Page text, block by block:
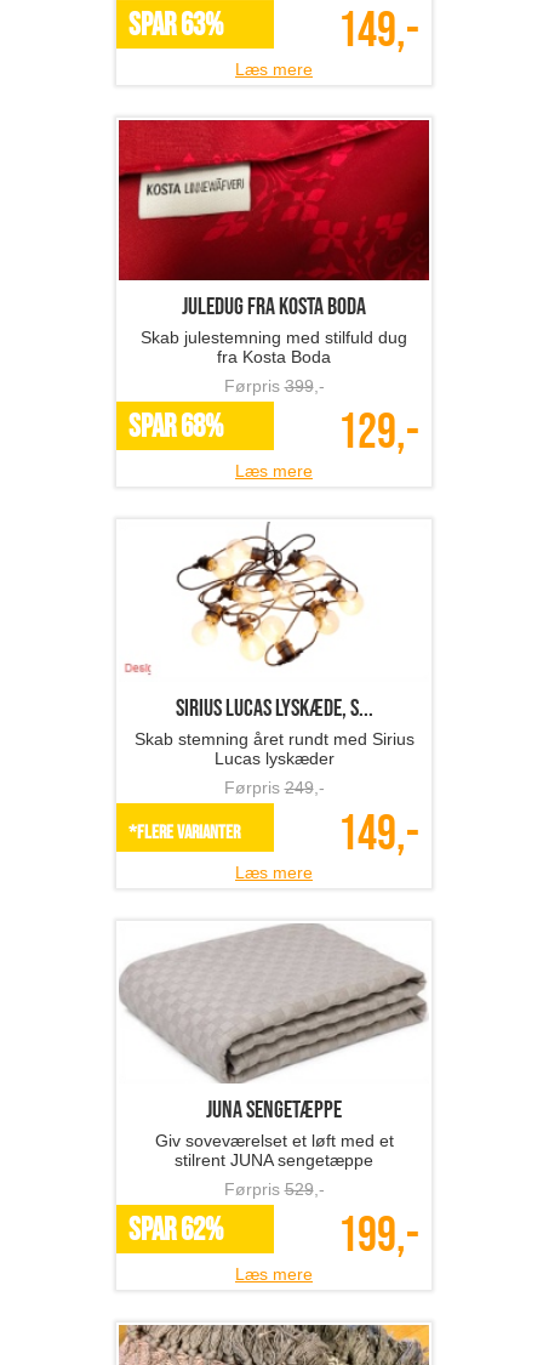
SPAR 63% 149,-
Læs mere
Juledug fra Kosta Boda
Skab julestemning med stilfuld dug
fra Kosta Boda
Førpris399,-
SPAR 68% 129,-
Læs mere
Sirius LUCAS lyskæde, s...
Skab stemning året rundt med Sirius
Lucas lyskæder
Førpris249,-
*Flere varianter 149,-
Læs mere
JUNA sengetæppe
Giv soveværelset et løft med et
stilrent JUNA sengetæppe
Førpris529,-
SPAR 62% 199,-
Læs mere